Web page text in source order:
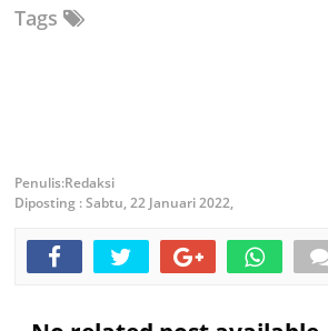
Tags
Redaksi
Diposting :Sabtu, 22 Januari 2022,